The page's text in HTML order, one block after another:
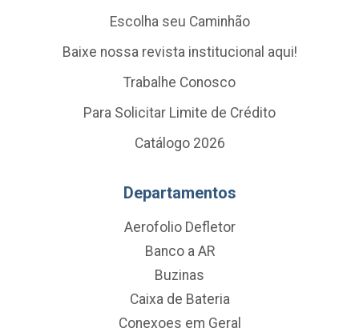
Escolha seu Caminhão
Baixe nossa revista institucional aqui!
Trabalhe Conosco
Para Solicitar Limite de Crédito
Catálogo 2026
Departamentos
Aerofolio Defletor
Banco a AR
Buzinas
Caixa de Bateria
Conexoes em Geral